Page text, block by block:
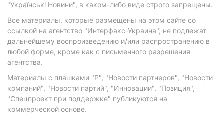
"Українські Новини", в каком-либо виде строго запрещены.
Все материалы, которые размещены на этом сайте со
ссылкой на агентство "Интерфакс-Украина", не подлежат
дальнейшему воспроизведению и/или распространению в
любой форме, кроме как с письменного разрешения
агентства.
Материалы с плашками "Р", "Новости партнеров", "Новости
компаний", "Новости партий", "Инновации", "Позиция",
"Спецпроект при поддержке" публикуются на
коммерческой основе.